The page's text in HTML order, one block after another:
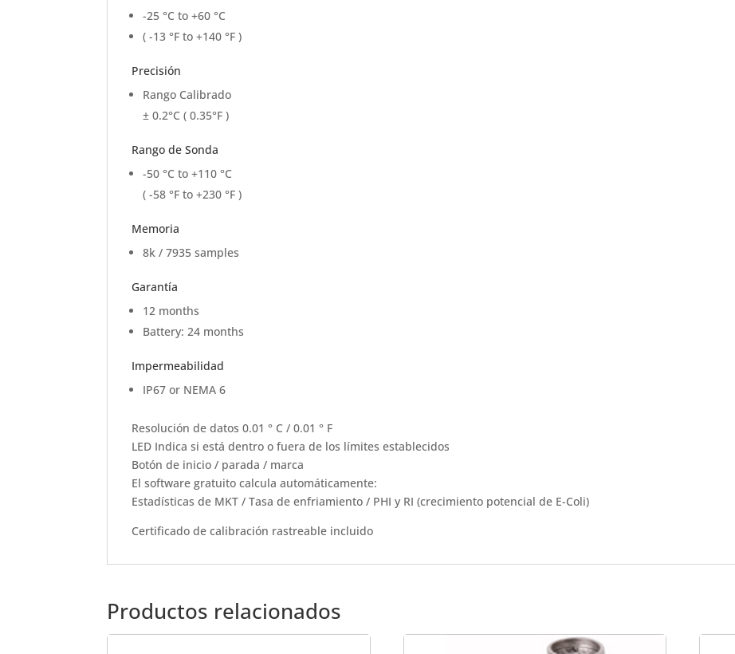
-25 °C to +60 °C
( -13 °F to +140 °F )
Precisión
Rango Calibrado
± 0.2°C ( 0.35°F )
Rango de Sonda
-50 °C to +110 °C
( -58 °F to +230 °F )
Memoria
8k / 7935 samples
Garantía
12 months
Battery: 24 months
Impermeabilidad
IP67 or NEMA 6
Resolución de datos 0.01 ° C / 0.01 ° F
LED Indica si está dentro o fuera de los límites establecidos
Botón de inicio / parada / marca
El software gratuito calcula automáticamente:
Estadísticas de MKT / Tasa de enfriamiento / PHI y RI (crecimiento potencial de E-Coli)
Certificado de calibración rastreable incluido
Productos relacionados